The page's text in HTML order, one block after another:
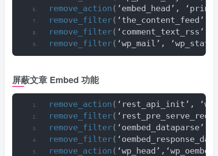
remove_action ( ’embed_head’,
remove_filter( ‘the_content_feed’,
remove_filter( ‘comment_text_rss’,
remove_filter( ‘wp_mail’,
屏蔽文章 Embed 功能
remove_action ( ‘rest_api_init’,
remove_filter(
remove_filter(
remove_filter(
remove_action (